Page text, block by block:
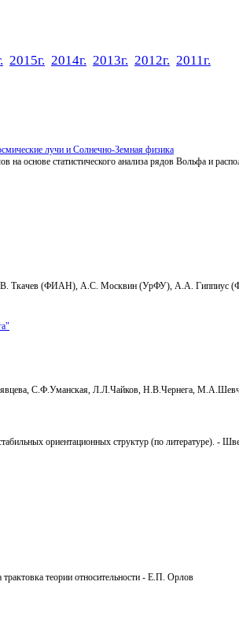
2015г. 2014г. 2013г. 2012г. 2011г.
лучи и Солнечно-Земная физика
на основе статистического анализа рядов Вольфа
А.В. Ткачев (ФИАН), А.С. Москвин (УрФУ), А.А.
С.Ф.Уманская, Л.Л.Чайков, Н.В.Чернега,
ориентационных структур (по литературе). -
теории относительности - Е.П. Орлов